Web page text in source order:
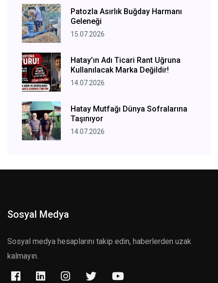
Patozla Asırlık Buğday Harmanı
Geleneği
15.07.2026
Hatay’ın Adı Ticari Rant Uğruna
Kullanılacak Marka Değildir!
14.07.2026
Hatay Mutfağı Dünya Sofralarına
Taşınıyor
14.07.2026
Sosyal Medya
Sosyal medya hesaplarını takip edin, haberlerden uzak
kalmayın.